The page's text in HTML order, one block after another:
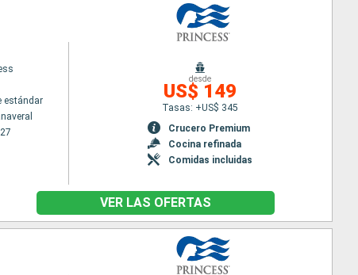
estándar
desde
US$ 149
Tasas: +US$ 345
Crucero Premium
Cocina refinada
Comidas incluidas
VER LAS OFERTAS